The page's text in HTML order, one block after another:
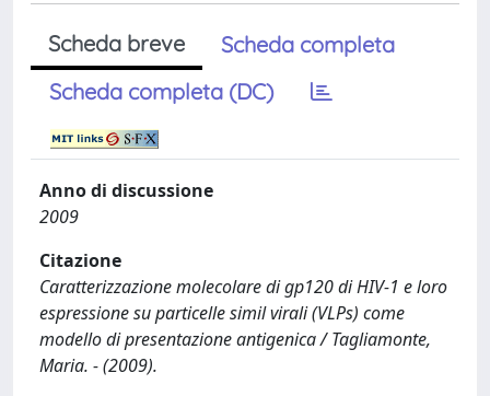
Scheda breve
Scheda completa
Scheda completa (DC)
Anno di discussione
2009
Citazione
Caratterizzazione molecolare di gp120 di HIV-1 e loro
espressione su particelle simil virali (VLPs) come
modello di presentazione antigenica / Tagliamonte,
Maria. - (2009).